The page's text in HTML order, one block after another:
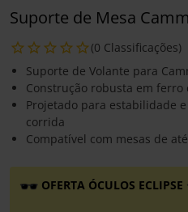
Suporte de Mesa
(0 Classificações)
Suporte de Volante para
Construção robusta em
Projetado para estabilidade
corrida
Compatível com mesas de
OFERTA ÓCULOS ECLIPSE